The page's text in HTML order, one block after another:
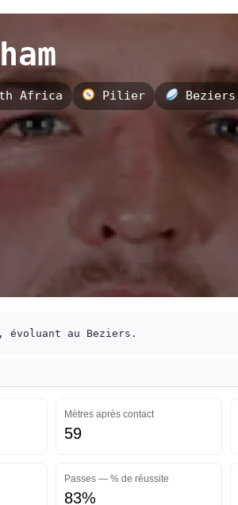
Africa Pilier Beziers
évoluant au Beziers.
Mètres après contact
59
Passes — % de réussite
83%